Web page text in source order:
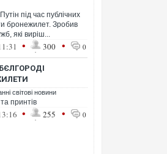
під час публічних
бронежилет. Зробив
які виріш...
• 300 • 0
світові новини
принтів
• 255 • 0